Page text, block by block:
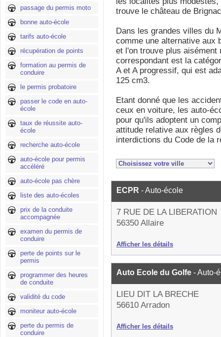
passage du permis moto
bonne auto-école
tarifs auto-école
récupération de points
formation au permis de
conduire
le permis probatoire
passer le code en auto-
école
taux de réussite auto-
école
recherche auto-école
auto-école pour permis
accéléré
auto-école pas chère
liste des auto-écoles
prix de la conduite
accompagnée
examen du permis de
conduire
perte de points sur le
permis
programmer des heures
de conduite
validité du code
moniteur auto-école
perte du permis de
conduire
trouve le château de
Dans les grandes villes du
comme une alternative aux
et l'on trouve plus aisément
correspondant est la
A et A progressif, qui est
125 cm3.
Etant donné que les
ceux en voiture, les auto-
pour qu'ils adoptent un
attitude relative aux règles
interdictions du Code de la
ECPR - Auto-école
7 RUE DE LA LIBERATION
56350 Allaire
Afficher les détails
Auto Ecole du Golfe - Auto-
LIEU DIT LA BRECHE
56610 Arradon
Afficher les détails